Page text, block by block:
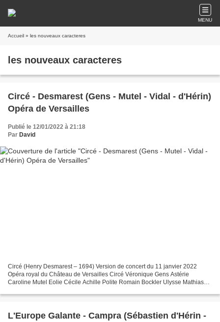
MENU
Accueil » les nouveaux caracteres
les nouveaux caracteres
Circé - Desmarest (Gens - Mutel - Vidal - d'Hérin)
Opéra de Versailles
Publié le 12/01/2022 à 21:18
Par David
Circé (Henry Desmarest – 1694) Version de concert du 11 janvier 2022
Opéra royal du Château de Versailles Circé Véronique Gens Astérie
Caroline Mutel Eolie Cécile Achille Polite Romain Bockler Ulysse Mathias
L'Europe Galante - Campra (Sébastien d'Hérin -